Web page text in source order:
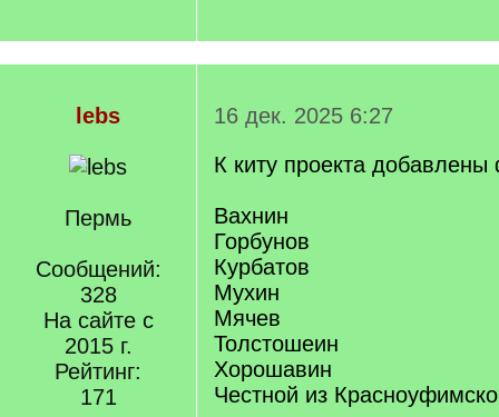
lebs
Пермь
Сообщений:
328
На сайте с
2015 г.
Рейтинг:
171
16 дек. 2025 6:27
К киту проекта
Вахнин
Горбунов
Курбатов
Мухин
Мячев
Толстошеин
Хорошавин
Честной из